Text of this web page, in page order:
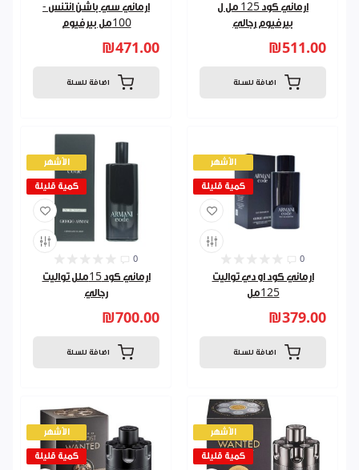
ارماني سي باشن انتنس -
100مل بيرفيوم
₪471.00
اضافة للسلة
ارماني كود 125 مل ل
بيرفيوم رجالي
₪511.00
اضافة للسلة
الأشهر
كمية قليلة
0
ارماني كود 15ملل تواليت
رجالي
₪700.00
اضافة للسلة
الأشهر
كمية قليلة
0
ارماني كود او دي تواليت
125مل
₪379.00
اضافة للسلة
الأشهر
كمية قليلة
الأشهر
كمية قليلة